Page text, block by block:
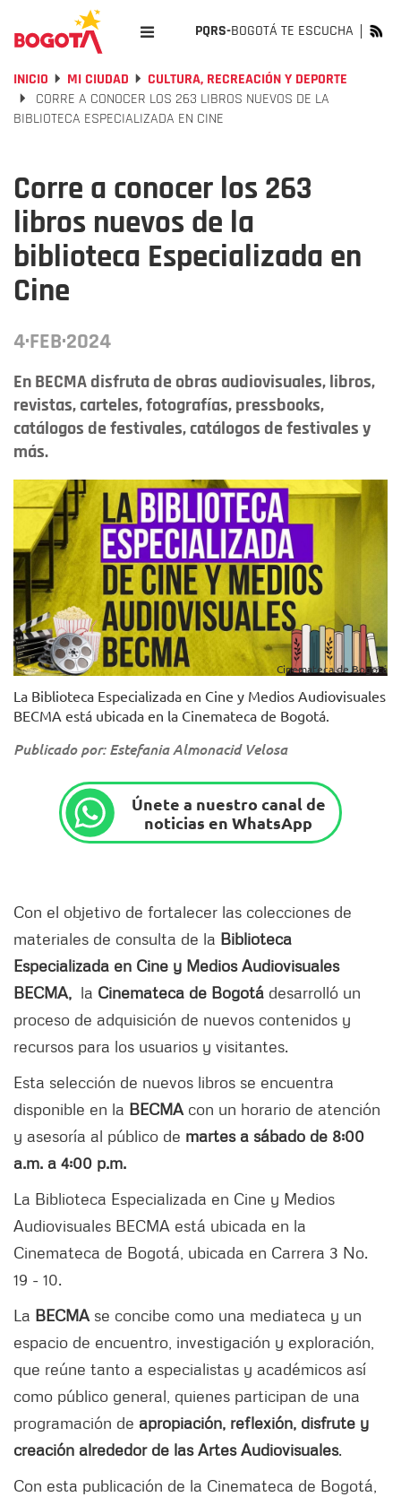
PQRS-BOGOTÁ TE ESCUCHA
INICIO MI CIUDAD
CULTURA, RECREACIÓN Y DEPORTE
CORRE A CONOCER LOS 263 LIBROS NUEVOS DE LA
BIBLIOTECA ESPECIALIZADA EN CINE
Corre a conocer los 263
libros nuevos de la
biblioteca Especializada en
Cine
4·FEB·2024
En BECMA disfruta de obras audiovisuales, libros,
revistas, carteles, fotografías, pressbooks,
catálogos de festivales, catálogos de festivales y
más.
Cinemateca de Bogotá
La Biblioteca Especializada en Cine y Medios Audiovisuales
BECMA está ubicada en la Cinemateca de Bogotá.
Publicado por: Estefania Almonacid Velosa
Únete a nuestro canal de
noticias en WhatsApp
Con el objetivo de fortalecer las colecciones de
materiales de consulta de la Biblioteca
Especializada en Cine y Medios Audiovisuales
BECMA, la Cinemateca de Bogotá desarrolló un
proceso de adquisición de nuevos contenidos y
recursos para los usuarios y visitantes.
Esta selección de nuevos libros se encuentra
disponible en la BECMA con un horario de atención
y asesoría al público de martes a sábado de 8:00
a.m. a 4:00 p.m.
La Biblioteca Especializada en Cine y Medios
Audiovisuales BECMA está ubicada en la
Cinemateca de Bogotá, ubicada en Carrera 3 No.
19 - 10.
La BECMA se concibe como una mediateca y un
espacio de encuentro, investigación y exploración,
que reúne tanto a especialistas y académicos así
como público general, quienes participan de una
programación de apropiación, reflexión, disfrute y
creación alrededor de las Artes Audiovisuales.
Con esta publicación de la Cinemateca de Bogotá,